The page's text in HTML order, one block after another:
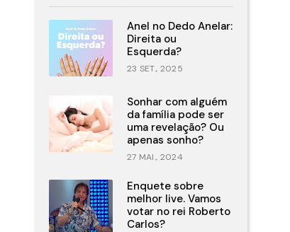
Anel no Dedo Anelar:
Direita ou
Esquerda?
23 SET., 2025
Sonhar com alguém
da família pode ser
uma revelação? Ou
apenas sonho?
27 MAI., 2024
Enquete sobre
melhor live. Vamos
votar no rei Roberto
Carlos?